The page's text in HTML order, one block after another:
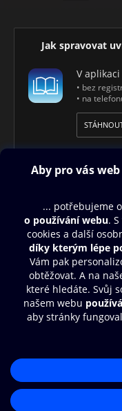
Jak spravovat
V
• bez
• na
Obsah ke stažení
Moje O2 Knihovna
Další zábava
© O2 Czech Republic a.s.
Zásady zpracování